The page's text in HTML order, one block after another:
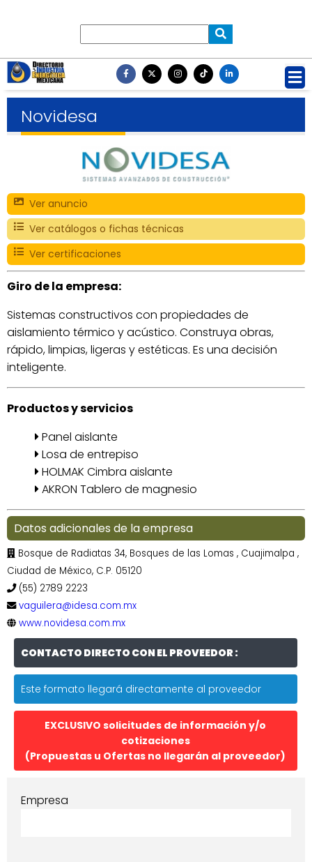
Novidesa
Ver anuncio
Ver catálogos o fichas técnicas
Ver certificaciones
Giro de la empresa:
Sistemas constructivos con propiedades de
aislamiento térmico y acústico. Construya obras,
rápido, limpias, ligeras y estéticas. Es una decisión
inteligente.
Productos y servicios
Panel aislante
Losa de entrepiso
HOLMAK Cimbra aislante
AKRON Tablero de magnesio
Datos adicionales de la empresa
Bosque de Radiatas 34, Bosques de las Lomas , Cuajimalpa ,
Ciudad de México, C.P. 05120
(55) 2789 2223
vaguilera@idesa.com.mx
www.novidesa.com.mx
CONTACTO DIRECTO CON EL PROVEEDOR :
Este formato llegará directamente al proveedor
EXCLUSIVO solicitudes de información y/o
cotizaciones
(Propuestas u Ofertas no llegarán al proveedor)
Empresa